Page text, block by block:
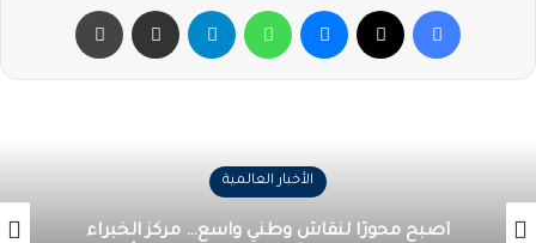
فيسبوك ماسنجر واتساب تيلقرام مشاركة عبر البريد
الأخبار العالمية
أصبح محورًا لنقاش وطني واسع… مركز الخبراء